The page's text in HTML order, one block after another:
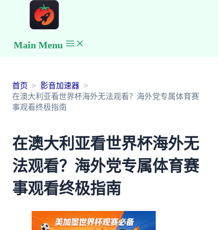
Main Menu
首页
影音加速器
在澳大利亚看世界杯海外无法观看？海外党专属体育赛
事观看终极指南
在澳大利亚看世界杯海外无
法观看？海外党专属体育赛
事观看终极指南